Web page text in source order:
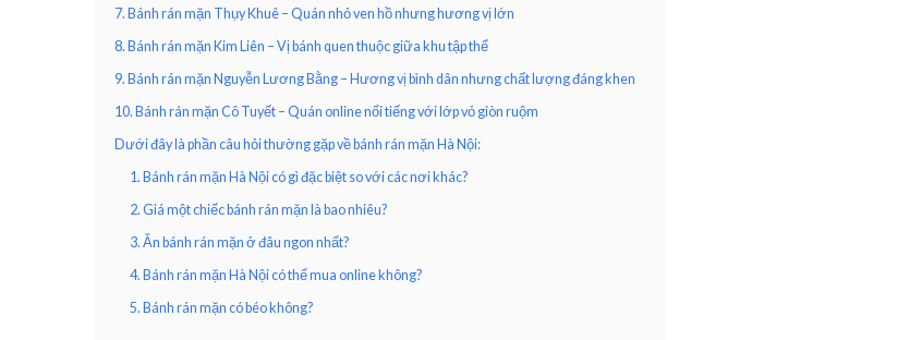
7. Bánh rán mặn Thụy Khuê – Quán nhỏ ven hồ nhưng hương vị lớn
8. Bánh rán mặn Kim Liên – Vị bánh quen thuộc giữa khu tập thể
9. Bánh rán mặn Nguyễn Lương Bằng – Hương vị bình dân nhưng chất lượng đáng khen
10. Bánh rán mặn Cô Tuyết – Quán online nổi tiếng với lớp vỏ giòn ruộm
Dưới đây là phần câu hỏi thường gặp về bánh rán mặn Hà Nội:
1. Bánh rán mặn Hà Nội có gì đặc biệt so với các nơi khác?
2. Giá một chiếc bánh rán mặn là bao nhiêu?
3. Ăn bánh rán mặn ở đâu ngon nhất?
4. Bánh rán mặn Hà Nội có thể mua online không?
5. Bánh rán mặn có béo không?